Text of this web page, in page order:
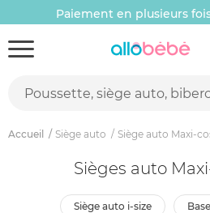
Paiement en plusieurs
Accueil Siège auto Siège auto Maxi-
Sièges auto
siège auto i-size